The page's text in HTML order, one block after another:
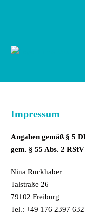
Impressum
Angaben gemäß § 5
gem. § 55 Abs. 2 RStV
Nina Ruckhaber
Talstraße 26
79102 Freiburg
Tel.: +49 176 2397